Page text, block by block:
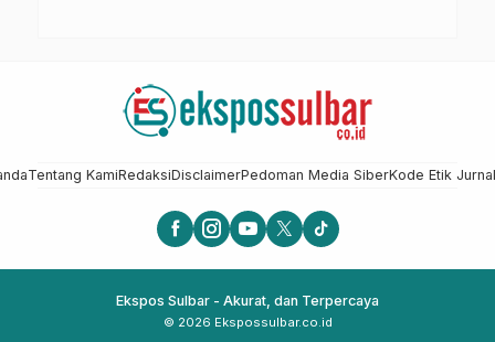
Tentang KamiRedaksiDisclaimerPedoman Media SiberKode Etik
Ekspos Sulbar - Akurat, dan Terpercaya
© 2026 Ekspossulbar.co.id